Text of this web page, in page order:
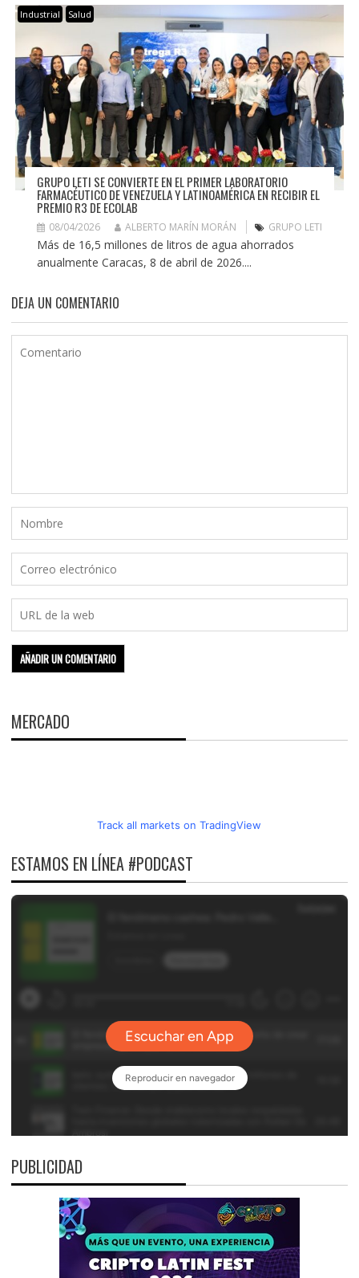
Industrial Salud
GRUPO LETI SE CONVIERTE EN EL PRIMER LABORATORIO
FARMACÉUTICO DE VENEZUELA Y LATINOAMÉRICA EN RECIBIR EL
PREMIO R3 DE ECOLAB
08/04/2026 ALBERTO MARÍN MORÁN GRUPO LETI
Más de 16,5 millones de litros de agua ahorrados
anualmente Caracas, 8 de abril de 2026....
DEJA UN COMENTARIO
MERCADO
Track all markets on TradingView
ESTAMOS EN LÍNEA #PODCAST
PUBLICIDAD